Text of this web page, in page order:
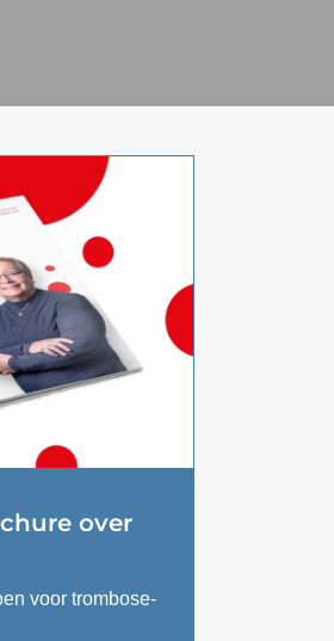
over
voor trombose-